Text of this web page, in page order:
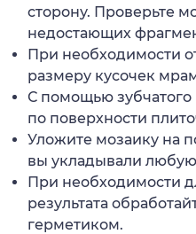
сторону. Проверьте
недостающих
При необходимости
размеру кусочек
С помощью
по поверхности
Уложите мозаику на
вы укладывали
При необходимости
результата
герметиком.